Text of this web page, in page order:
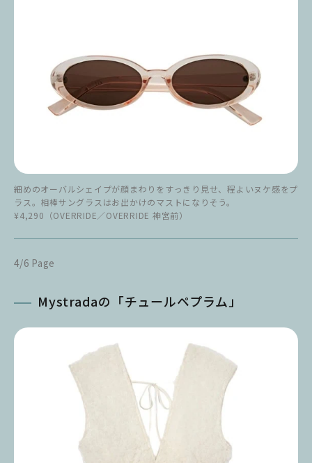
細めのオーバルシェイプが顔まわりをすっきり見せ、程よいヌケ感をプ
ラス。相棒サングラスはお出かけのマストになりそう。
¥4,290（OVERRIDE／OVERRIDE 神宮前）
4/6 Page
Mystradaの「チュールペプラム」